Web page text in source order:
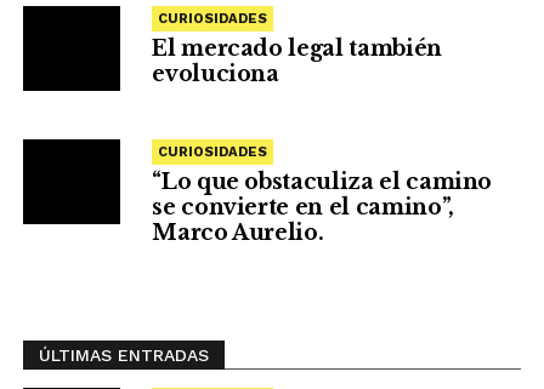
CURIOSIDADES
El mercado legal también
evoluciona
CURIOSIDADES
“Lo que obstaculiza el camino
se convierte en el camino”,
Marco Aurelio.
ÚLTIMAS ENTRADAS